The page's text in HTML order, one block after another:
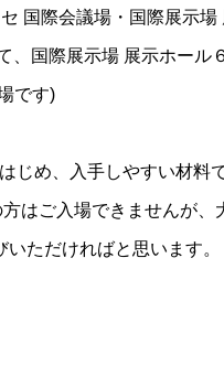
国際会議場・国際展示場
国際展示場 展示ホール
です)
じめ、入手しやすい材料
はご入場できませんが、
ただければと思います。